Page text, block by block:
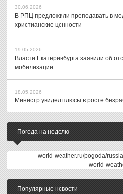
30.06.2026
В РПЦ предложили преподавать в
христианские ценности
19.05.2026
Власти Екатеринбурга заявили об
мобилизации
18.05.2026
Министр увидел плюсы в росте
Погода на неделю
world-weather.ru/pogoda/
world-
Популярные новости